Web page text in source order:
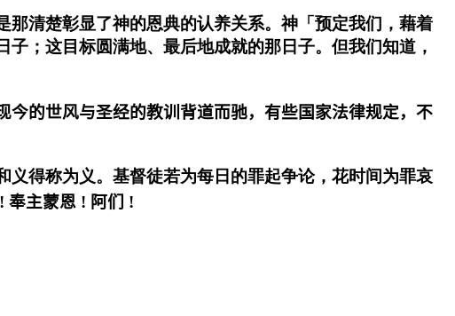
清楚彰显了神的恩典的认养关系。神「预定我们，藉着
；这目标圆满地、最后地成就的那日子。但我们知道，
今的世风与圣经的教训背道而驰，有些国家法律规定，不
得称为义。基督徒若为每日的罪起争论，花时间为罪哀
奉主蒙恩 ! 阿们 !